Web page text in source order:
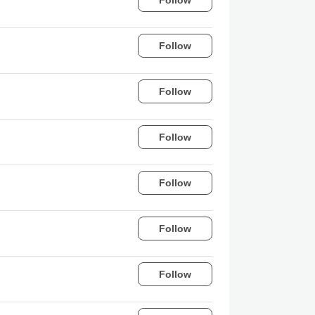
Follow
Follow
Follow
Follow
Follow
Follow